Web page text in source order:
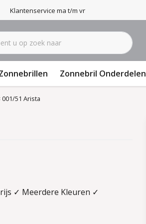
Klantenservice ma t/m vr 9-17u
Zonnebril Onderdelen
001/51 Arista
✓ Meerdere Kleuren ✓